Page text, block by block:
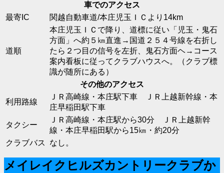
車でのアクセス
最寄IC
関越自動車道/本庄児玉ＩＣより14km
道順
本庄児玉ＩＣで降り、道標に従い「児玉・鬼石
方面」へ約５㎞直進→国道２５４号線を右折し
たら２つ目の信号を左折、鬼石方面ヘ→コース
案内看板に従ってクラブハウスへ。（クラブ標
識が随所にある）
その他のアクセス
利用路線
ＪＲ高崎線・本庄駅下車 ＪＲ上越新幹線・本
庄早稲田駅下車
タクシー
ＪＲ高崎線・本庄駅から30分 ＪＲ上越新幹
線・本庄早稲田駅から15㎞・約20分
クラブバス
なし。
メイレイクヒルズカントリークラブか